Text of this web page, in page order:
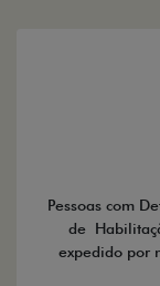
Pessoas com
de
expedido por